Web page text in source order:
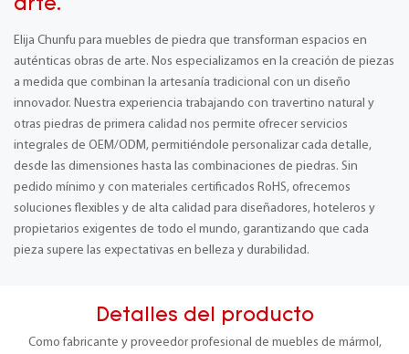
arte.
Elija Chunfu para muebles de piedra que transforman espacios en
auténticas obras de arte. Nos especializamos en la creación de piezas
a medida que combinan la artesanía tradicional con un diseño
innovador. Nuestra experiencia trabajando con travertino natural y
otras piedras de primera calidad nos permite ofrecer servicios
integrales de OEM/ODM, permitiéndole personalizar cada detalle,
desde las dimensiones hasta las combinaciones de piedras. Sin
pedido mínimo y con materiales certificados RoHS, ofrecemos
soluciones flexibles y de alta calidad para diseñadores, hoteleros y
propietarios exigentes de todo el mundo, garantizando que cada
pieza supere las expectativas en belleza y durabilidad.
Detalles del producto
Como fabricante y proveedor profesional de muebles de mármol,